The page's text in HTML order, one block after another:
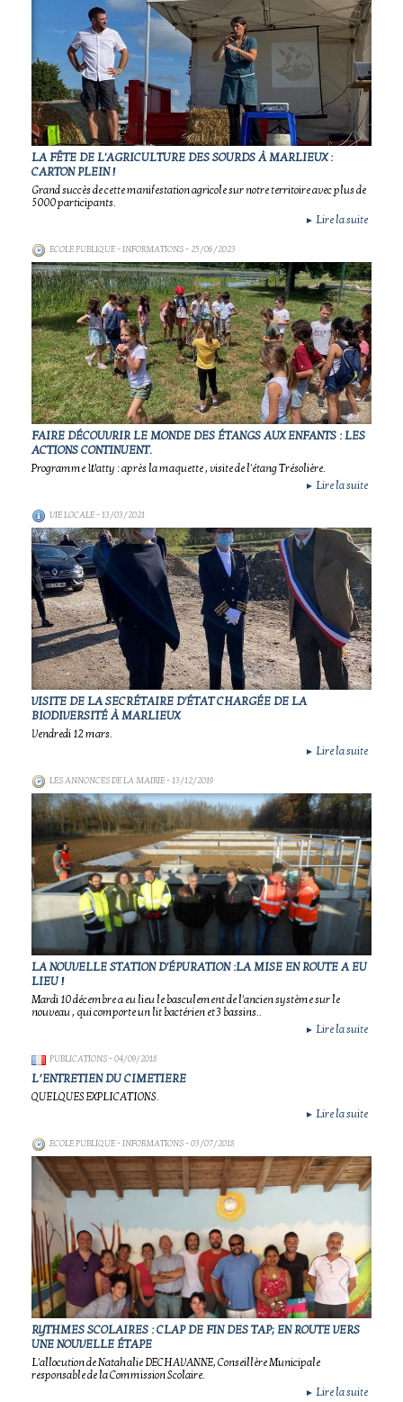
LA FÊTE DE L'AGRICULTURE DES SOURDS À MARLIEUX :
CARTON PLEIN !
Grand succès de cette manifestation agricole sur notre territoire avec plus de
5000 participants.
► Lire la suite
ECOLE PUBLIQUE - INFORMATIONS- 25/06/2023
FAIRE DÉCOUVRIR LE MONDE DES ÉTANGS AUX ENFANTS : LES
ACTIONS CONTINUENT.
Programme Watty : après la maquette , visite de l'étang Trésolière.
► Lire la suite
VIE LOCALE- 13/03/2021
VISITE DE LA SECRÉTAIRE D'ÉTAT CHARGÉE DE LA
BIODIVERSITÉ À MARLIEUX
Vendredi 12 mars.
► Lire la suite
LES ANNONCES DE LA MAIRIE- 13/12/2019
LA NOUVELLE STATION D'ÉPURATION :LA MISE EN ROUTE A EU
LIEU !
Mardi 10 décembre a eu lieu le basculement de l'ancien système sur le
nouveau , qui comporte un lit bactérien et 3 bassins..
► Lire la suite
PUBLICATIONS- 04/09/2018
L’ENTRETIEN DU CIMETIERE
QUELQUES EXPLICATIONS.
► Lire la suite
ECOLE PUBLIQUE - INFORMATIONS- 03/07/2018
RYTHMES SCOLAIRES : CLAP DE FIN DES TAP; EN ROUTE VERS
UNE NOUVELLE ÉTAPE
L'allocution de Natahalie DECHAVANNE, Conseillère Municipale
responsable de la Commission Scolaire.
► Lire la suite